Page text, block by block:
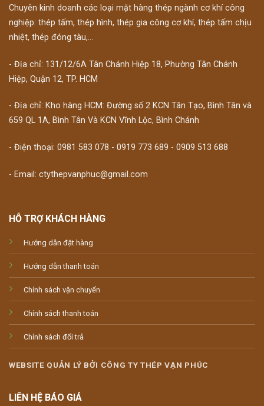
Chuyên kinh doanh các loại mặt hàng thép ngành cơ khí công
nghiệp: thép tấm, thép hình, thép gia công cơ khí, thép tấm chịu
nhiệt, thép đóng tàu,...
- Địa chỉ: 131/12/6A Tân Chánh Hiệp 18, Phường Tân Chánh
Hiệp, Quận 12, TP. HCM
- Địa chỉ: Kho hàng HCM: Đường số 2 KCN Tân Tạo, Bình Tân và
659 QL 1A, Bình Tân Và KCN Vĩnh Lộc, Bình Chánh
- Điện thoại: 0981 583 078 - 0919 773 689 - 0909 513 688
- Email: ctythepvanphuc@gmail.com
HỖ TRỢ KHÁCH HÀNG
Hướng dẫn đặt hàng
Hướng dẫn thanh toán
Chính sách vận chuyển
Chính sách thanh toán
Chính sách đổi trả
WEBSITE QUẢN LÝ BỞI CÔNG TY THÉP VẠN PHÚC
LIÊN HỆ BÁO GIÁ